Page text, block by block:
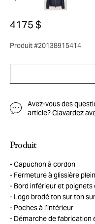
4175 $
Produit #20138915414
Avez-vous des
article?Clavardez
Produit
Capuchon à cordon
Fermeture à glissière
Bord inférieur et poignets
Logo brodé ton sur ton
Poches à l’intérieur
Démarche de fabrication